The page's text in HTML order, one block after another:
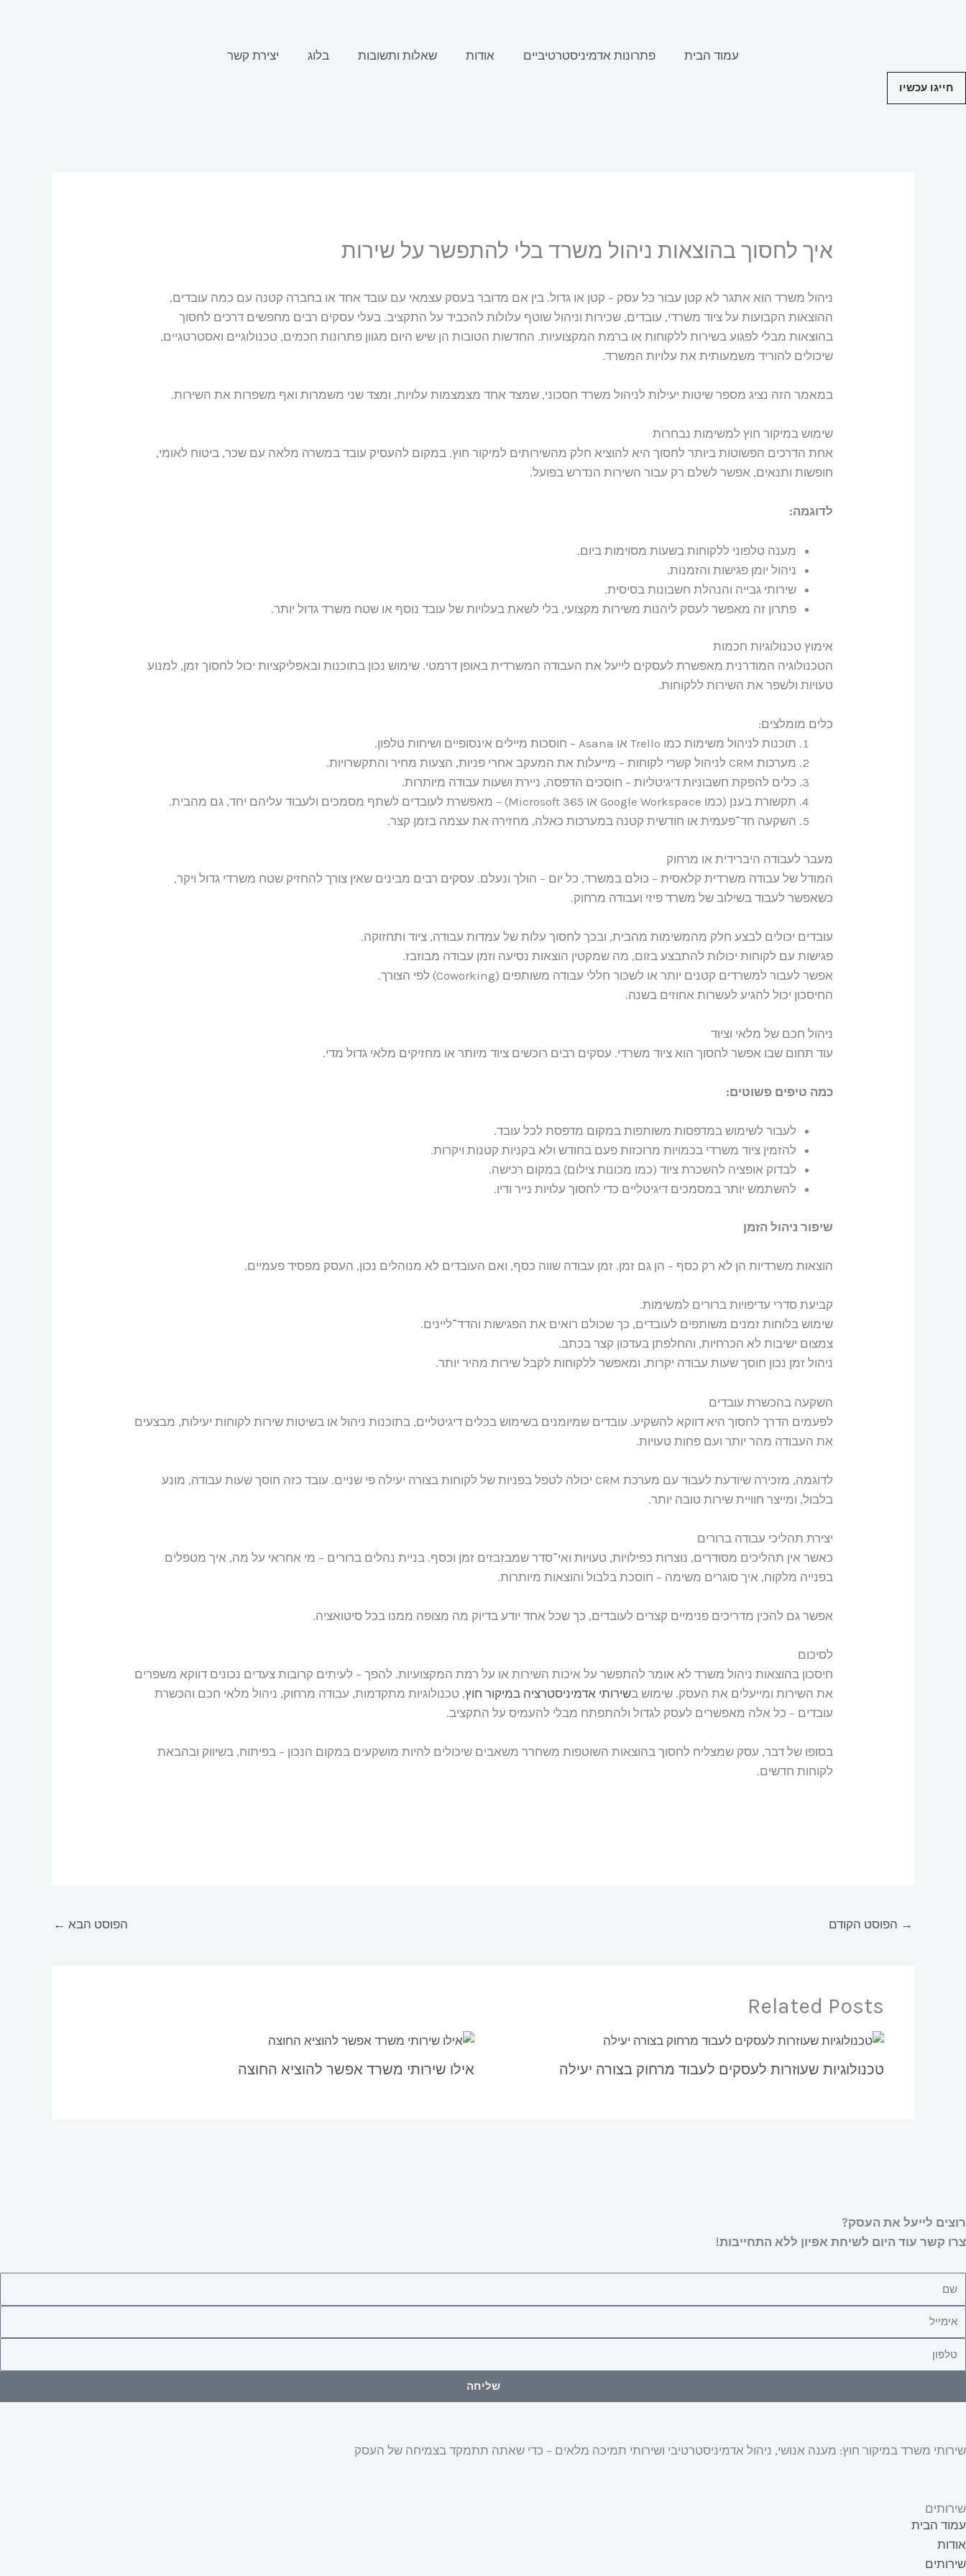
עמוד הבית
פתרונות אדמיניסטרטיביים אודות שאלות ותשובות בלוג יצירת קשר
חייגו עכשיו
איך לחסוך בהוצאות ניהול משרד בלי להתפשר על שירות
ניהול משרד הוא אתגר לא קטן עבור כל עסק – קטן או גדול. בין אם מדובר בעסק עצמאי עם עובד אחד או בחברה קטנה עם כמה עובדים,
ההוצאות הקבועות על ציוד משרדי, עובדים, שכירות וניהול שוטף עלולות להכביד על התקציב. בעלי עסקים רבים מחפשים דרכים לחסוך
בהוצאות מבלי לפגוע בשירות ללקוחות או ברמת המקצועיות. החדשות הטובות הן שיש היום מגוון פתרונות חכמים, טכנולוגיים ואסטרטגיים,
שיכולים להוריד משמעותית את עלויות המשרד.
במאמר הזה נציג מספר שיטות יעילות לניהול משרד חסכוני, שמצד אחד מצמצמות עלויות, ומצד שני משמרות ואף משפרות את השירות.
שימוש במיקור חוץ למשימות נבחרות
אחת הדרכים הפשוטות ביותר לחסוך היא להוציא חלק מהשירותים למיקור חוץ. במקום להעסיק עובד במשרה מלאה עם שכר, ביטוח לאומי,
חופשות ותנאים, אפשר לשלם רק עבור השירות הנדרש בפועל.
לדוגמה:
מענה טלפוני ללקוחות בשעות מסוימות ביום.
ניהול יומן פגישות והזמנות.
שירותי גבייה והנהלת חשבונות בסיסית.
פתרון זה מאפשר לעסק ליהנות משירות מקצועי, בלי לשאת בעלויות של עובד נוסף או שטח משרד גדול יותר.
אימוץ טכנולוגיות חכמות
הטכנולוגיה המודרנית מאפשרת לעסקים לייעל את העבודה המשרדית באופן דרמטי. שימוש נכון בתוכנות ובאפליקציות יכול לחסוך זמן, למנוע
טעויות ולשפר את השירות ללקוחות.
כלים מומלצים:
תוכנות לניהול משימות כמו Trello או Asana – חוסכות מיילים אינסופיים ושיחות טלפון.
מערכות CRM לניהול קשרי לקוחות – מייעלות את המעקב אחרי פניות, הצעות מחיר והתקשרויות.
כלים להפקת חשבוניות דיגיטליות – חוסכים הדפסה, ניירת ושעות עבודה מיותרות.
תקשורת בענן (כמו Google Workspace או Microsoft 365) – מאפשרת לעובדים לשתף מסמכים ולעבוד עליהם יחד, גם מהבית.
השקעה חד־פעמית או חודשית קטנה במערכות כאלה, מחזירה את עצמה בזמן קצר.
מעבר לעבודה היברידית או מרחוק
המודל של עבודה משרדית קלאסית – כולם במשרד, כל יום – הולך ונעלם. עסקים רבים מבינים שאין צורך להחזיק שטח משרדי גדול ויקר,
כשאפשר לעבוד בשילוב של משרד פיזי ועבודה מרחוק.
עובדים יכולים לבצע חלק מהמשימות מהבית, ובכך לחסוך עלות של עמדות עבודה, ציוד ותחזוקה.
פגישות עם לקוחות יכולות להתבצע בזום, מה שמקטין הוצאות נסיעה וזמן עבודה מבוזבז.
אפשר לעבור למשרדים קטנים יותר או לשכור חללי עבודה משותפים (Coworking) לפי הצורך.
החיסכון יכול להגיע לעשרות אחוזים בשנה.
ניהול חכם של מלאי וציוד
עוד תחום שבו אפשר לחסוך הוא ציוד משרדי. עסקים רבים רוכשים ציוד מיותר או מחזיקים מלאי גדול מדי.
כמה טיפים פשוטים:
לעבור לשימוש במדפסות משותפות במקום מדפסת לכל עובד.
להזמין ציוד משרדי בכמויות מרוכזות פעם בחודש ולא בקניות קטנות ויקרות.
לבדוק אופציה להשכרת ציוד (כמו מכונות צילום) במקום רכישה.
להשתמש יותר במסמכים דיגיטליים כדי לחסוך עלויות נייר ודיו.
שיפור ניהול הזמן
הוצאות משרדיות הן לא רק כסף – הן גם זמן. זמן עבודה שווה כסף, ואם העובדים לא מנוהלים נכון, העסק מפסיד פעמיים.
קביעת סדרי עדיפויות ברורים למשימות.
שימוש בלוחות זמנים משותפים לעובדים, כך שכולם רואים את הפגישות והדד־ליינים.
צמצום ישיבות לא הכרחיות, והחלפתן בעדכון קצר בכתב.
ניהול זמן נכון חוסך שעות עבודה יקרות, ומאפשר ללקוחות לקבל שירות מהיר יותר.
השקעה בהכשרת עובדים
לפעמים הדרך לחסוך היא דווקא להשקיע. עובדים שמיומנים בשימוש בכלים דיגיטליים, בתוכנות ניהול או בשיטות שירות לקוחות יעילות, מבצעים
את העבודה מהר יותר ועם פחות טעויות.
לדוגמה, מזכירה שיודעת לעבוד עם מערכת CRM יכולה לטפל בפניות של לקוחות בצורה יעילה פי שניים. עובד כזה חוסך שעות עבודה, מונע
בלבול, ומייצר חוויית שירות טובה יותר.
יצירת תהליכי עבודה ברורים
כאשר אין תהליכים מסודרים, נוצרות כפילויות, טעויות ואי־סדר שמבזבזים זמן וכסף. בניית נהלים ברורים – מי אחראי על מה, איך מטפלים
בפנייה מלקוח, איך סוגרים משימה – חוסכת בלבול והוצאות מיותרות.
אפשר גם להכין מדריכים פנימיים קצרים לעובדים, כך שכל אחד יודע בדיוק מה מצופה ממנו בכל סיטואציה.
לסיכום
חיסכון בהוצאות ניהול משרד לא אומר להתפשר על איכות השירות או על רמת המקצועיות. להפך – לעיתים קרובות צעדים נכונים דווקא משפרים
את השירות ומייעלים את העסק. שימוש בשירותי אדמיניסטרציה במיקור חוץ, טכנולוגיות מתקדמות, עבודה מרחוק, ניהול מלאי חכם והכשרת
עובדים – כל אלה מאפשרים לעסק לגדול ולהתפתח מבלי להעמיס על התקציב.
בסופו של דבר, עסק שמצליח לחסוך בהוצאות השוטפות משחרר משאבים שיכולים להיות מושקעים במקום הנכון – בפיתוח, בשיווק ובהבאת
לקוחות חדשים.
→ הפוסט הקודם הפוסט הבא ←
Related Posts
טכנולוגיות שעוזרות לעסקים לעבוד מרחוק בצורה יעילה אילו שירותי משרד אפשר להוציא החוצה
רוצים לייעל את העסק?
צרו קשר עוד היום לשיחת אפיון ללא התחייבות!
שליחה
שירותי משרד במיקור חוץ: מענה אנושי, ניהול אדמיניסטרטיבי ושירותי תמיכה מלאים – כדי שאתה תתמקד בצמיחה של העסק
שירותים
עמוד הבית
אודות
שירותים